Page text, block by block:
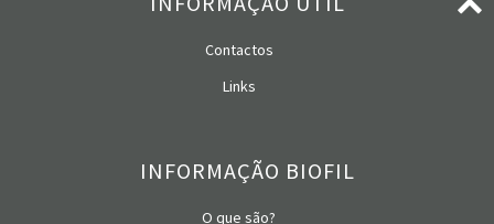
Contactos
Links
INFORMAÇÃO BIOFIL
O que são?